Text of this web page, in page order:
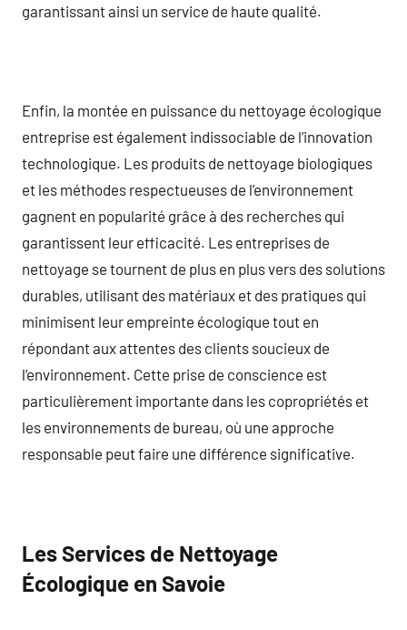
garantissant ainsi un service de haute qualité.
Enfin, la montée en puissance du nettoyage écologique
entreprise est également indissociable de l’innovation
technologique. Les produits de nettoyage biologiques
et les méthodes respectueuses de l’environnement
gagnent en popularité grâce à des recherches qui
garantissent leur efficacité. Les entreprises de
nettoyage se tournent de plus en plus vers des solutions
durables, utilisant des matériaux et des pratiques qui
minimisent leur empreinte écologique tout en
répondant aux attentes des clients soucieux de
l’environnement. Cette prise de conscience est
particulièrement importante dans les copropriétés et
les environnements de bureau, où une approche
responsable peut faire une différence significative.
Les Services de Nettoyage
Écologique en Savoie